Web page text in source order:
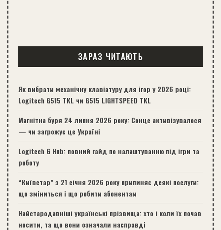
ЗАРАЗ ЧИТАЮТЬ
Як вибрати механічну клавіатуру для ігор у 2026 році:
Logitech G515 TKL чи G515 LIGHTSPEED TKL
Магнітна буря 24 липня 2026 року: Сонце активізувалося
— чи загрожує це Україні
Logitech G Hub: повний гайд по налаштуванню під ігри та
роботу
“Київстар” з 21 січня 2026 року припиняє деякі послуги:
що зміниться і що робити абонентам
Найстародавніші українські прізвища: хто і коли їх почав
носити, та що вони означали насправді